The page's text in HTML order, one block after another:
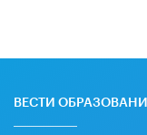
ВЕСТИ